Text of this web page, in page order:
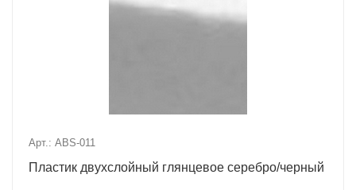
Арт.: ABS-011
Пластик двухслойный глянцевое серебро/черный